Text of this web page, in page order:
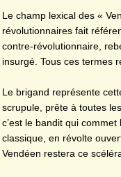
Le champ lexical des «
révolutionnaires fait
contre-révolutionnaire,
insurgé. Tous ces termes
Le brigand représente
scrupule, prête à toutes
c’est le bandit qui
classique, en révolte
Vendéen restera ce